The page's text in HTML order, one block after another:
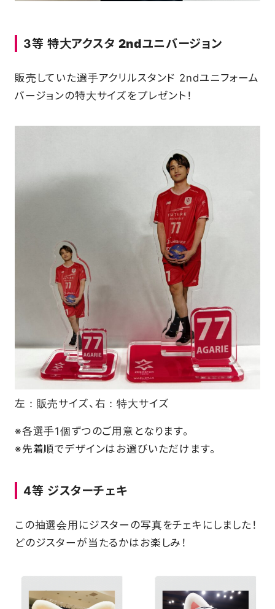
3等 特大アクスタ 2ndユニバージョン
販売していた選手アクリルスタンド 2ndユニフォーム
バージョンの特大サイズをプレゼント！
左：販売サイズ、右：特大サイズ
※各選手1個ずつのご用意となります。
※先着順でデザインはお選びいただけます。
4等 ジスターチェキ
この抽選会用にジスターの写真をチェキにしました！
どのジスターが当たるかはお楽しみ！